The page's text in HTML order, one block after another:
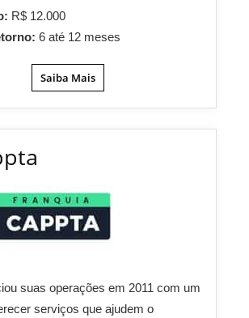
R$ 12.000
6 até 12 meses
Saiba Mais
suas operações em 2011 com um
serviços que ajudem o